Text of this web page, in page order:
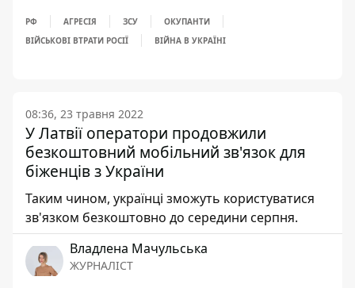
РФ АГРЕСІЯ ЗСУ
ОКУПАНТИ
ВІЙСЬКОВІ ВТРАТИ РОСІЇ
ВІЙНА В УКРАЇНІ
08:36, 23 травня 2022
У Латвії оператори продовжили
безкоштовний мобільний зв'язок для
біженців з України
Таким чином, українці зможуть користуватися
зв'язком безкоштовно до середини серпня.
Владлена Мачульська
ЖУРНАЛІСТ